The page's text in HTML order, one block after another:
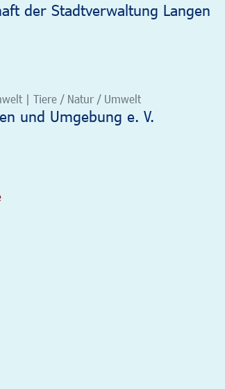
der Stadtverwaltung Langen
| Tiere / Natur / Umwelt
und Umgebung e. V.